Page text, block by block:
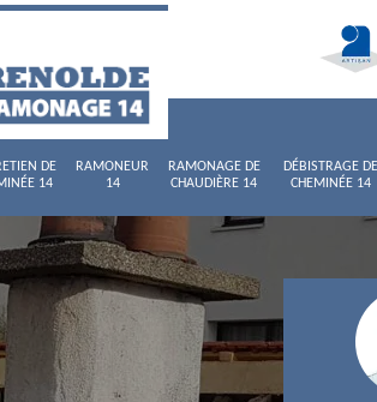
DE
14
RAMONEUR
14
RAMONAGE DE
CHAUDIÈRE 14
DÉBISTRAGE DE
CHEMINÉE 14